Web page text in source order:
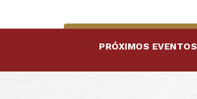
PRÓXIMOS EVENTOS